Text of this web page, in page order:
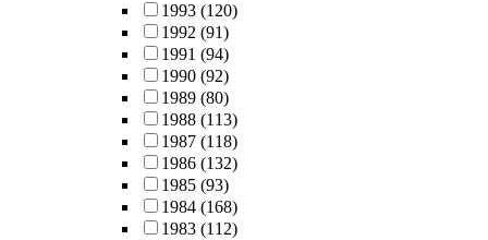
1993 (120)
1992 (91)
1991 (94)
1990 (92)
1989 (80)
1988 (113)
1987 (118)
1986 (132)
1985 (93)
1984 (168)
1983 (112)